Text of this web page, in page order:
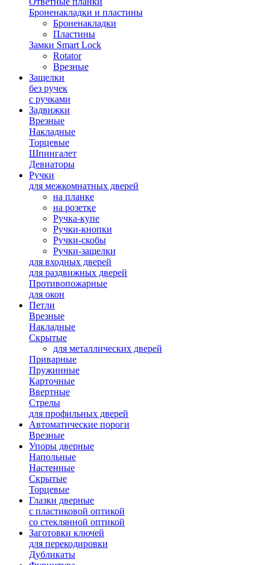
Броненакладки и пластины
Броненакладки
Пластины
Замки Smart Lock
Rotator
Врезные
Защелки
без ручек
с ручками
Задвижки
Врезные
Накладные
Торцевые
Шпингалет
Девиаторы
Ручки
для межкомнатных дверей
на планке
на розетке
Ручка-купе
Ручки-кнопки
Ручки-скобы
Ручки-защелки
для входных дверей
для раздвижных дверей
Противопожарные
для окон
Петли
Врезные
Накладные
Скрытые
для металлических дверей
Приварные
Пружинные
Карточные
Ввертные
Стрелы
для профильных дверей
Автоматические пороги
Врезные
Упоры дверные
Напольные
Настенные
Скрытые
Торцевые
Глазки дверные
с пластиковой оптикой
со стеклянной оптикой
Заготовки ключей
для перекодировки
Дубликаты